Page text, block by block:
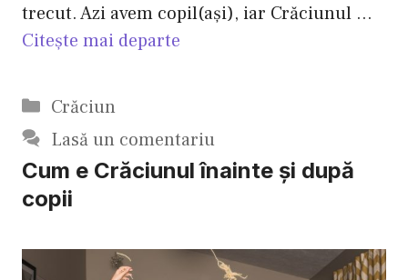
trecut. Azi avem copil(aşi), iar Crăciunul …
Citește mai departe
Categorii
Crăciun
Lasă un comentariu
Cum e Crăciunul înainte şi după
copii